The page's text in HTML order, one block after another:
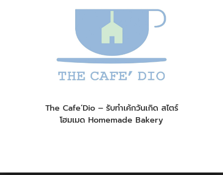
The Cafe’Dio – รับทำเค้กวันเกิด สไตร์
โฮมเมด Homemade Bakery